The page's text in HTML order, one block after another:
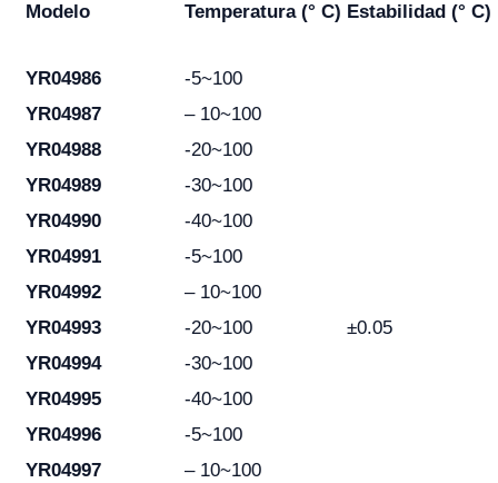
Modelo Temperatura (° C) Estabilidad (° C)
YR04986 -5~100
±0.05
YR04987
– 10~100
YR04988
-20~100
YR04989
-30~100
YR04990
-40~100
YR04991
-5~100
YR04992
– 10~100
YR04993
-20~100
YR04994
-30~100
YR04995
-40~100
YR04996
-5~100
YR04997
– 10~100